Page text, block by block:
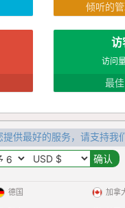
倾听的
访
访问
最佳
供最好的服务，请支持我
德国 加拿